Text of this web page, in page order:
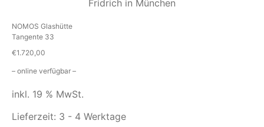
NOMOS Glashütte
Tangente 33
€1.720,00
– online verfügbar –
inkl. 19 % MwSt.
Lieferzeit: 3 - 4 Werktage